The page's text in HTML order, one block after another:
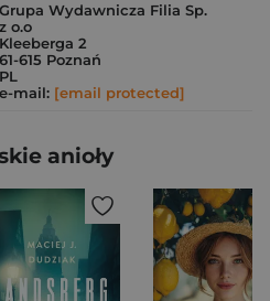
Grupa Wydawnicza Filia Sp.
z o.o
Kleeberga 2
61-615 Poznań
PL
e-mail: [email protected]
anioły